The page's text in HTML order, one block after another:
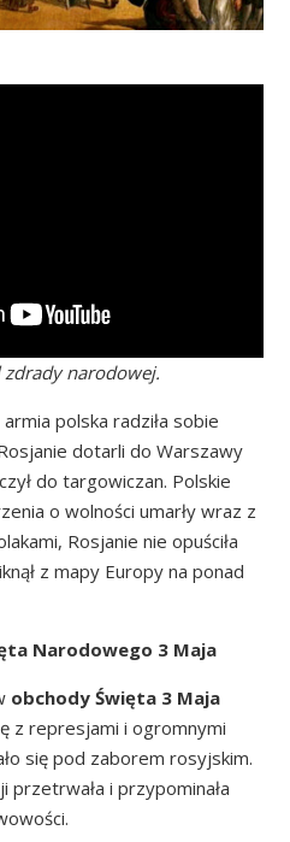
zdrady narodowej.
polska radziła sobie
dotarli do Warszawy
do targowiczan. Polskie
o wolności umarły wraz z
Rosjanie nie opuściła
z mapy Europy na ponad
Narodowego 3 Maja
obchody Święta 3 Maja
z represjami i ogromnymi
się pod zaborem rosyjskim.
przetrwała i przypominała